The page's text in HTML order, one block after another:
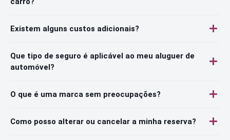
Existem alguns custos adicionais?
Que tipo de seguro é aplicável ao meu aluguer de
automóvel?
O que é uma marca sem preocupações?
Como posso alterar ou cancelar a minha reserva?